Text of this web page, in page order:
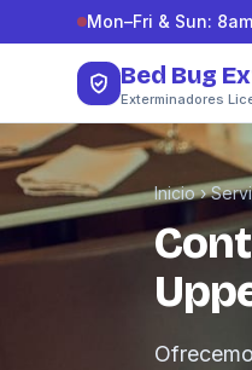
Saltar al contenido
Mon–Fri & Sun:
Bed Bug
Exterminadores
Inicio›